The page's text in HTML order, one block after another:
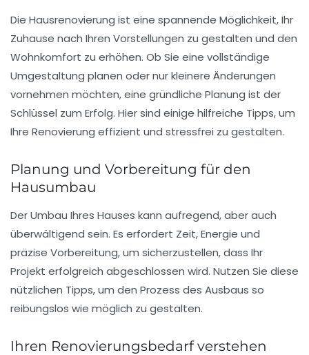
Die Hausrenovierung ist eine spannende Möglichkeit, Ihr
Zuhause nach Ihren Vorstellungen zu gestalten und den
Wohnkomfort zu erhöhen. Ob Sie eine vollständige
Umgestaltung planen oder nur kleinere Änderungen
vornehmen möchten, eine gründliche Planung ist der
Schlüssel zum Erfolg. Hier sind einige hilfreiche Tipps, um
Ihre Renovierung effizient und stressfrei zu gestalten.
Planung und Vorbereitung für den
Hausumbau
DerUmbau Ihres Hauses kann aufregend, aber auch
überwältigend sein. Es erfordert Zeit, Energie und
präzise Vorbereitung, um sicherzustellen, dass Ihr
Projekt erfolgreich abgeschlossen wird. Nutzen Sie diese
nützlichen Tipps, um den Prozess des Ausbaus so
reibungslos wie möglich zu gestalten.
Ihren Renovierungsbedarf verstehen